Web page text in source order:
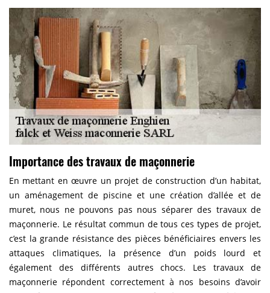
Importance des travaux de maçonnerie
En mettant en œuvre un projet de construction d’un habitat,
un aménagement de piscine et une création d’allée et de
muret, nous ne pouvons pas nous séparer des travaux de
maçonnerie. Le résultat commun de tous ces types de projet,
c’est la grande résistance des pièces bénéficiaires envers les
attaques climatiques, la présence d’un poids lourd et
également des différents autres chocs. Les travaux de
maçonnerie répondent correctement à nos besoins d’avoir